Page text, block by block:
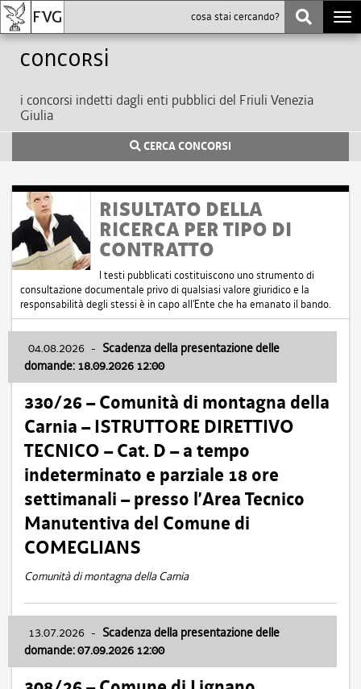
Concorsi
i concorsi indetti dagli enti pubblici del Friuli Venezia
Giulia
CERCA CONCORSI
RISULTATO DELLA
RICERCA PER TIPO DI
CONTRATTO
I testi pubblicati costituiscono uno strumento di
consultazione documentale privo di qualsiasi valore giuridico e la
responsabilità degli stessi è in capo all'Ente che ha emanato il bando.
04.08.2026 - Scadenza della presentazione delle
domande: 18.09.2026 12:00
330/26 – Comunità di montagna della
Carnia – ISTRUTTORE DIRETTIVO
TECNICO – Cat. D – a tempo
indeterminato e parziale 18 ore
settimanali – presso l’Area Tecnico
Manutentiva del Comune di
COMEGLIANS
Comunità di montagna della Carnia
13.07.2026 - Scadenza della presentazione delle
domande: 07.09.2026 12:00